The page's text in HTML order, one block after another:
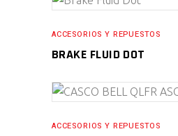
ACCESORIOS Y REPUESTOS
BRAKE FLUID DOT
ACCESORIOS Y REPUESTOS